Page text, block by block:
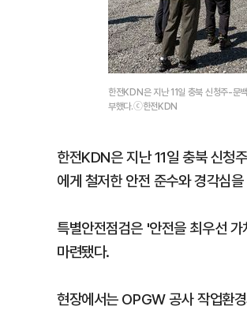
한전KDN은 지난 11일 충북 신청주-문
부했다.ⓒ한전KDN
한전KDN은 지난 11일 충북 신청
에게 철저한 안전 준수와 경각심
특별안전점검은 '안전을 최우선
마련됐다.
현장에서는 OPGW 공사 작업환